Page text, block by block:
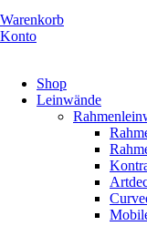
Warenkorb
Konto
Shop
Leinwände